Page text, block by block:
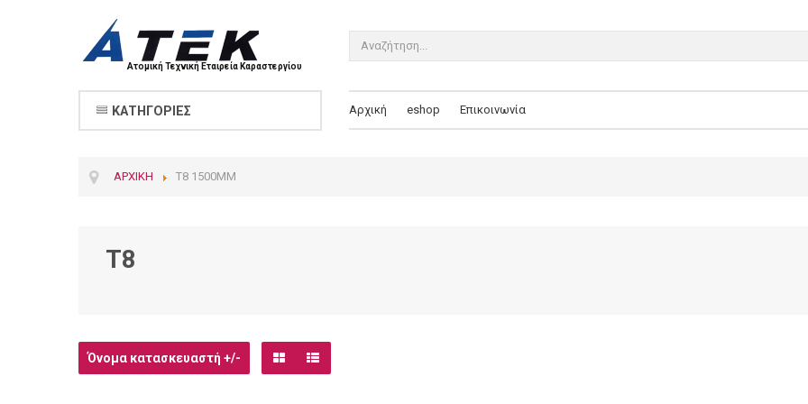
Ατομική Τεχνική Εταιρεία Καραστεργίου
ΚΑΤΗΓΟΡΊΕΣ Αρχική eshop Επικοινωνία
ΑΡΧΙΚΉ T8 1500MM
T8
Όνομα κατασκευαστή +/-